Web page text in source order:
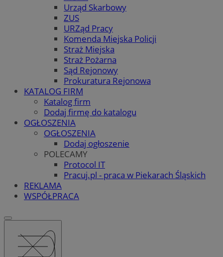
Urząd Skarbowy
ZUS
URZąd Pracy
Komenda Miejska Policji
Straż Miejska
Straż Pożarna
Sąd Rejonowy
Prokuratura Rejonowa
KATALOG FIRM
Katalog firm
Dodaj firmę do katalogu
OGŁOSZENIA
OGŁOSZENIA
Dodaj ogłoszenie
POLECAMY
Protocol IT
Pracuj.pl - praca w Piekarach Śląskich
REKLAMA
WSPÓŁPRACA